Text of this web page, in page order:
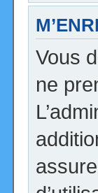
Vous
ne